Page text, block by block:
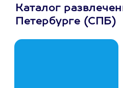
Каталог
Петербурге (СПБ)